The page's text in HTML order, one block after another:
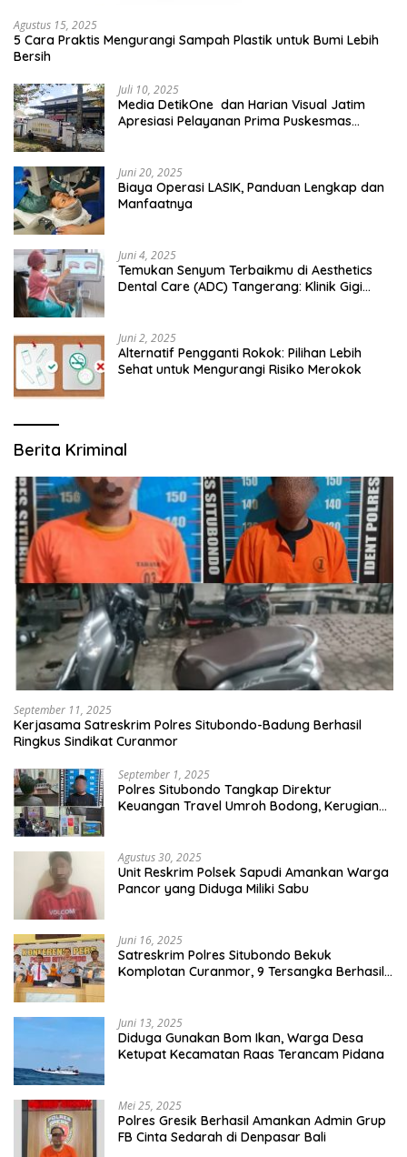
Agustus 15, 2025
5 Cara Praktis Mengurangi Sampah Plastik untuk Bumi Lebih
Bersih
Juli 10, 2025
Media DetikOne dan Harian Visual Jatim
Apresiasi Pelayanan Prima Puskesmas
Juni 20, 2025
Biaya Operasi LASIK, Panduan Lengkap dan
Manfaatnya
Juni 4, 2025
Temukan Senyum Terbaikmu di Aesthetics
Dental Care (ADC) Tangerang: Klinik Gigi
Juni 2, 2025
Alternatif Pengganti Rokok: Pilihan Lebih
Sehat untuk Mengurangi Risiko Merokok
Berita Kriminal
September 11, 2025
Kerjasama Satreskrim Polres Situbondo-Badung Berhasil
Ringkus Sindikat Curanmor
September 1, 2025
Polres Situbondo Tangkap Direktur
Keuangan Travel Umroh Bodong, Kerugian
Agustus 30, 2025
Unit Reskrim Polsek Sapudi Amankan Warga
Pancor yang Diduga Miliki Sabu
Juni 16, 2025
Satreskrim Polres Situbondo Bekuk
Komplotan Curanmor, 9 Tersangka Berhasil
Juni 13, 2025
Diduga Gunakan Bom Ikan, Warga Desa
Ketupat Kecamatan Raas Terancam Pidana
Mei 25, 2025
Polres Gresik Berhasil Amankan Admin Grup
FB Cinta Sedarah di Denpasar Bali